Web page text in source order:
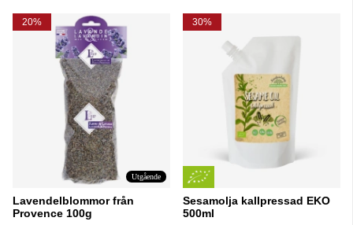
20%
Utgående
Lavendelblommor från
Provence 100g
30%
Sesamolja kallpressad EKO
500ml